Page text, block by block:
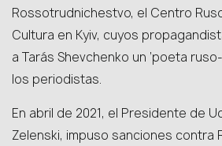
Rossotrudnichestvo, el Centro
Cultura en Kyiv, cuyos
a Tarás Shevchenko un ‘poeta
los periodistas.
En abril de 2021, el Presidente de
Zelenski, impuso sanciones contra